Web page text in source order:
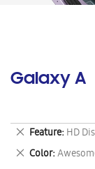
Galaxy A
Feature HD
Eliminar
este
artículo
Color
Eliminar